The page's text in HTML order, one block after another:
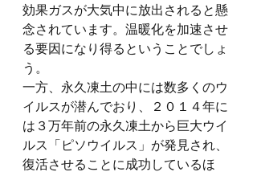
効果ガスが大気中に放出されると懸
念されています。温暖化を加速させ
る要因になり得るということでしょ
う。
一方、永久凍土の中には数多くのウ
イルスが潜んでおり、２０１４年に
は３万年前の永久凍土から巨大ウイ
ルス「ピソウイルス」が発見され、
復活させることに成功しているほ